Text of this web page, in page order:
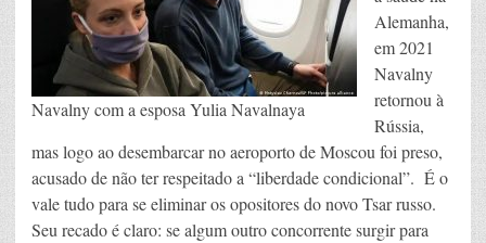
Navalny com a esposa Yulia Navalnaya
Alemanha,
em 2021
Navalny
retornou à
Rússia,
mas logo ao desembarcar no aeroporto de Moscou foi preso,
acusado de não ter respeitado a “liberdade condicional”. É o
vale tudo para se eliminar os opositores do novo Tsar russo.
Seu recado é claro: se algum outro concorrente surgir para